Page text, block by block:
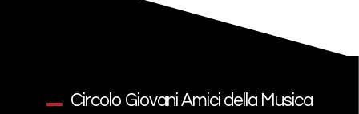
Circolo Giovani Amici della Musica